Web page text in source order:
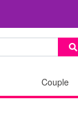
Couple